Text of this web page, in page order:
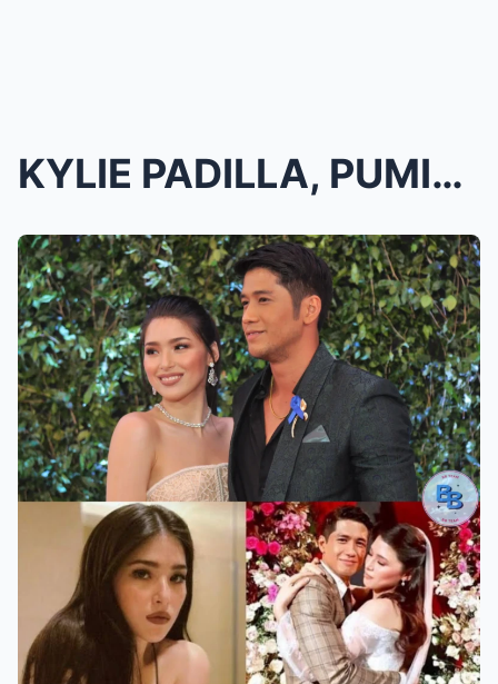
KYLIE PADILLA, PUMIYOK SA PAGPAKASAL KAY ALJUR! ‘G...